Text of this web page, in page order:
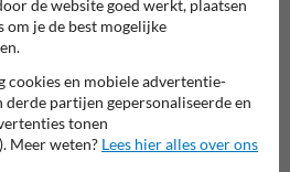
de website goed werkt, plaatsen
om je de best mogelijke
cookies en mobiele advertentie-
partijen gepersonaliseerde en
tonen
Meer weten? Lees hier alles over ons